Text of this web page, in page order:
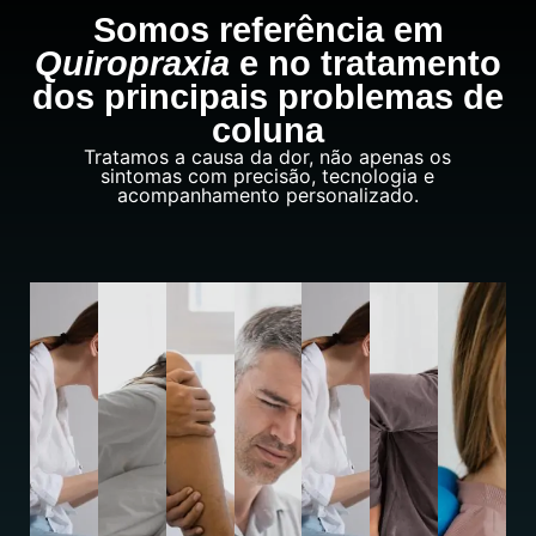
Somos referência em
Quiropraxia e no tratamento
dos principais problemas de
coluna
Tratamos a causa da dor, não apenas os
sintomas com precisão, tecnologia e
acompanhamento personalizado.